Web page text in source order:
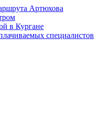
Артюхова
в Кургане
специалистов